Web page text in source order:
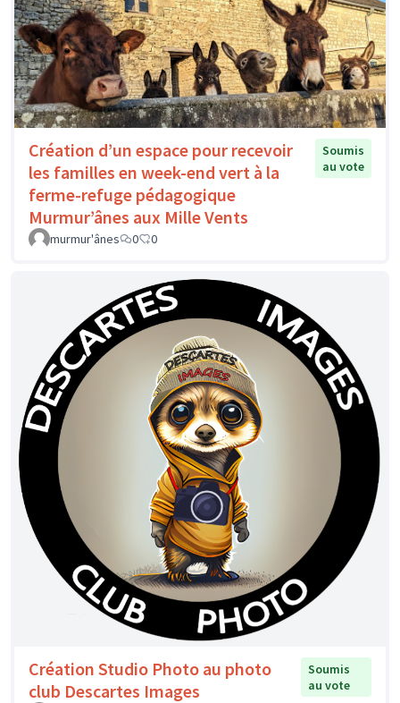
Création d’un espace pour recevoir
les familles en week-end vert à la
ferme-refuge pédagogique
Murmur’ânes aux Mille Vents
Soumis
au vote
murmur'ânes 0 0
Création Studio Photo au photo
club Descartes Images
Soumis
au vote